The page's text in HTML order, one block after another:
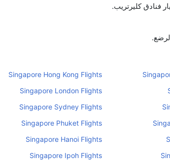
فنادق كليرتريب.
Singapore Hong Kong Flights
Singapore London Flights
Singapore Sydney Flights
Singapore Phuket Flights
Singapore Hanoi Flights
Singapore Ipoh Flights